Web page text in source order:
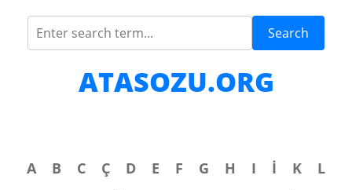
Search
ATASOZU.ORG
A B C Ç D E F G H I İ K
L